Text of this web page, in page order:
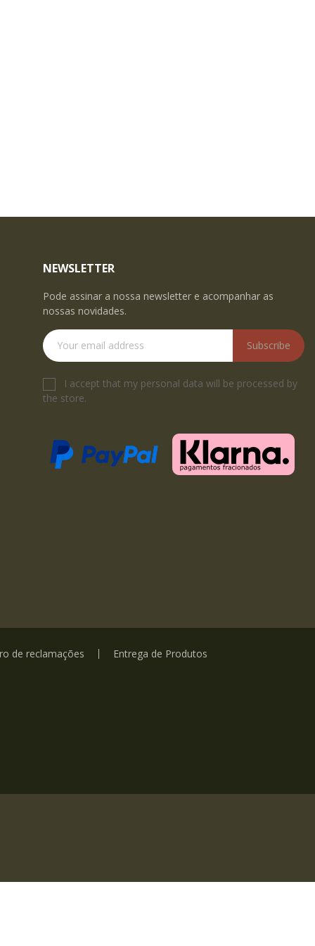
NEWSLETTER
Pode assinar a nossa newsletter e acompanhar as
nossas novidades.
Subscribe
I accept that my personal data will be processed by
the store.
de reclamações Entrega de Produtos